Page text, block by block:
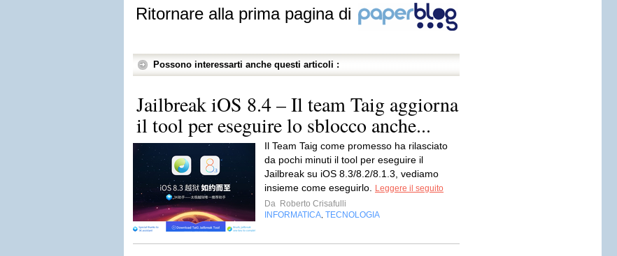
Ritornare alla prima pagina di
Possono interessarti anche questi articoli :
Jailbreak iOS 8.4 – Il team Taig aggiorna
il tool per eseguire lo sblocco anche...
Il Team Taig come promesso ha rilasciato
da pochi minuti il tool per eseguire il
Jailbreak su iOS 8.3/8.2/8.1.3, vediamo
insieme come eseguirlo.
Leggere il seguito
Da Roberto Crisafulli
INFORMATICA TECNOLOGIA